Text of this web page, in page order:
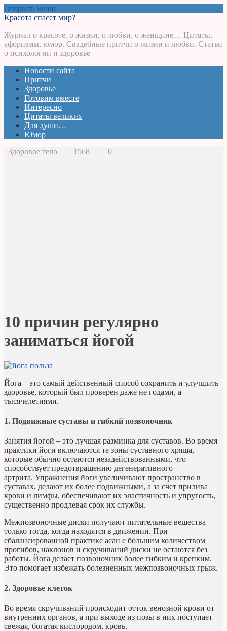
Открыть меню
Красота спасет мир?
Журнал о красоте, о жизни, о любви, о женщине… Цитаты,
афоризмы, юмор. Свадебные притчи о жизни и любви. Статьи
о психологии и здоровье
Новости сайта
Притчи
Здоровье
Готовим вместе
Интересно
Цитаты великих
Для души…
Юмор
Здоровое тело
1568 0
10 причин регулярно
заниматься йогой
Йога – это самый действенный способ сохранить и улучшить
здоровье, который был проверен даже не годами, а
тысячелетиями.
1. Подвижные суставы и гибкий позвоночник
Занятия йогой – это лучшая разминка для суставов. Во время
практики йоги включаются те зоны суставного хряща,
которые обычно остаются незадействованными, что
способствует предотвращению дегенеративного
артрита. Упражнения йоги увеличивают пространство в
суставах, делают их более подвижными, а за счет прилива
крови и лимфы, обеспечивают их эластичность и упругость,
существенно продлевая срок их службы.
Межпозвоночные диски получают питательные вещества
только тогда, когда находятся в движении. При
сбалансированной практике асан с большим количеством
прогибов, наклонов и скручиваний диски не остаются без
работы. Йога делает позвоночник более гибким и крепким.
Это помогает избежать болезненных межпозвоночных грыж.
2. Здоровье клеток
Во время скручиваний происходит отток венозной крови от
внутренних органов, а при выходе из позы в них поступает
свежая, богатая кислородом, кровь.